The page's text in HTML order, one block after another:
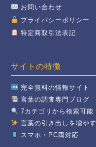
お問い合わせ
プライバシーポリシー
特定商取引法表記
サイトの特徴
完全無料の情報サイト
言葉の調査専門ブログ
7カテゴリから検索可能
言葉の引き出しを増やす
スマホ・PC両対応